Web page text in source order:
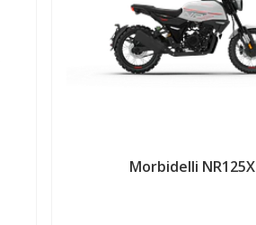
Morbidelli NR125X